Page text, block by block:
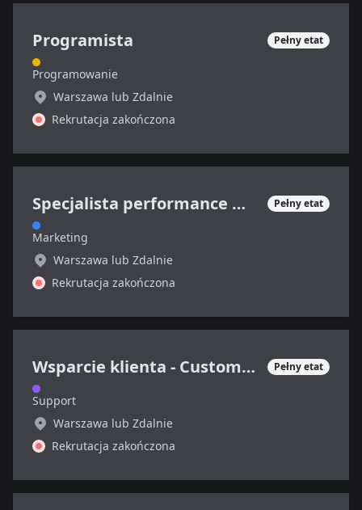
Programista Pełny etat
Programowanie
Warszawa lub Zdalnie
Rekrutacja zakończona
Specjalista performance marketing (sektor SaaS) Pełny etat
Marketing
Warszawa lub Zdalnie
Rekrutacja zakończona
Wsparcie klienta - Customer Support Specialist Pełny etat
Support
Warszawa lub Zdalnie
Rekrutacja zakończona